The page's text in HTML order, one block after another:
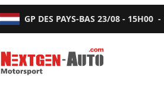
GP DES PAYS-BAS 23/08 - 15H00 -
Nextgen-Auto.com